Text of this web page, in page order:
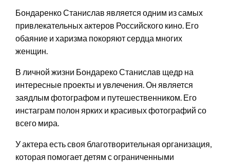
Бондаренко Станислав является одним из самых
привлекательных актеров Российского кино. Его
обаяние и харизма покоряют сердца многих
женщин.
В личной жизни Бондареко Станислав щедр на
интересные проекты и увлечения. Он является
заядлым фотографом и путешественником. Его
инстаграм полон ярких и красивых фотографий со
всего мира.
У актера есть своя благотворительная организация,
которая помогает детям с ограниченными